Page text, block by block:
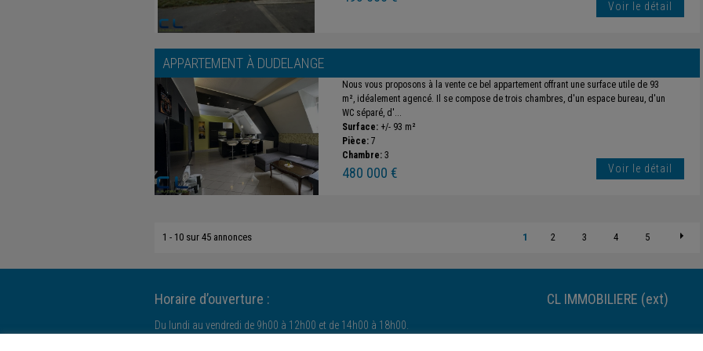
Voir le détail
APPARTEMENT À DUDELANGE
Nous vous proposons à la vente ce bel appartement offrant une surface utile de 93
m², idéalement agencé. Il se compose de trois chambres, d'un espace bureau, d'un
WC séparé, d'...
Surface: +/- 93 m²
Pièce: 7
Chambre: 3
480 000 € Voir le détail
1 - 10 sur 45 annonces 1 2 3 4 5
Horaire d’ouverture :
Du lundi au vendredi de 9h00 à 12h00 et de 14h00 à 18h00.
CL IMMOBILIERE (ext)